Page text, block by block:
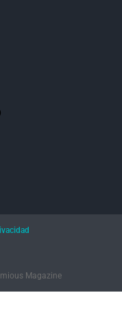
Magazine